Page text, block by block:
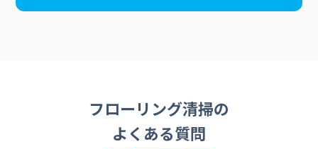
フローリング清掃の
よくある質問